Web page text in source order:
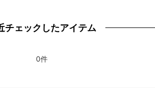
チェックしたアイテム
0件